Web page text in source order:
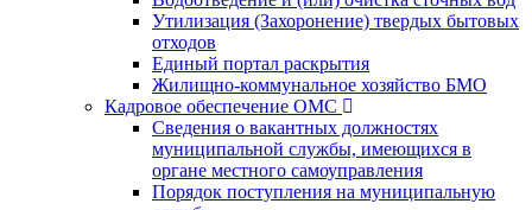
Утилизация (Захоронение) твердых бытовых
отходов
Единый портал раскрытия
Жилищно-коммунальное хозяйство БМО
Кадровое обеспечение ОМС
Сведения о вакантных должностях
муниципальной службы, имеющихся в
органе местного самоуправления
Порядок поступления на муниципальную